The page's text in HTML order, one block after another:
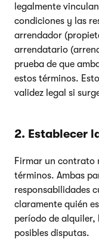
legalmente
condiciones y las
arrendador
arrendatario
prueba de que
estos términos.
validez legal si
2. Establecer
Firmar un contrato
términos. Ambas
responsabilidades
claramente quién
período de
posibles disputas.